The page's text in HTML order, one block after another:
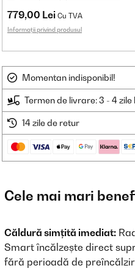
779,00 Lei Cu TVA
Informații privind produsul
Momentan indisponibil!
Termen de livrare: 3 - 4
14 zile de retur
Cele mai mari
Căldură simțită imediat:
Smart încălzește direct
fără perioadă de